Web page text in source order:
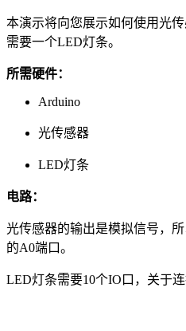
本演示将向您展示如何使用光
需要一个LED灯条。
所需硬件：
Arduino
光传感器
LED灯条
电路：
光传感器的输出是模拟信号，所
的A0端口。
LED灯条需要10个IO口，关于